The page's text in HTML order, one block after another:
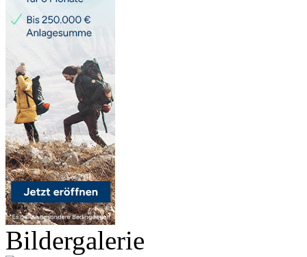
Bildergalerie